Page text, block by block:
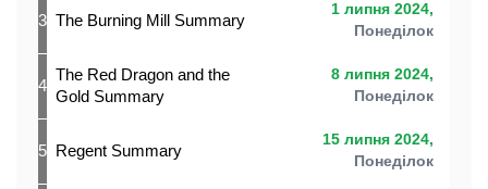
3 The Burning Mill Summary
1 липня 2024,
Понеділок
4
The Red Dragon and the
Gold Summary
8 липня 2024,
Понеділок
5 Regent Summary
15 липня 2024,
Понеділок